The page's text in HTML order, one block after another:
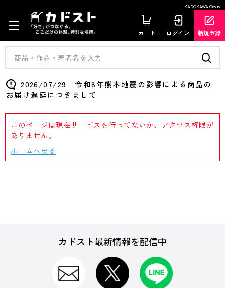
KADOKAWA Group
カート ログイン 新規登録
2026/07/29 令和8年熊本地震の影響による商品の
お届け遅延につきまして
このページは現在サービスを行ってないか、アクセス権限が
ありません。
ホームへ戻る
カドスト最新情報を配信中